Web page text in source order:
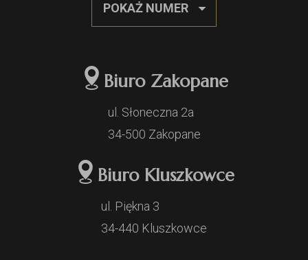
POKAŻ NUMER
Biuro Zakopane
ul. Słoneczna 2a
34-500 Zakopane
Biuro Kluszkowce
ul. Piękna 3
34-440 Kluszkowce